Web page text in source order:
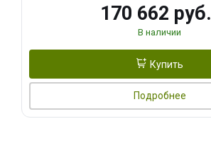
170 662 руб.
В наличии
Купить
Подробнее